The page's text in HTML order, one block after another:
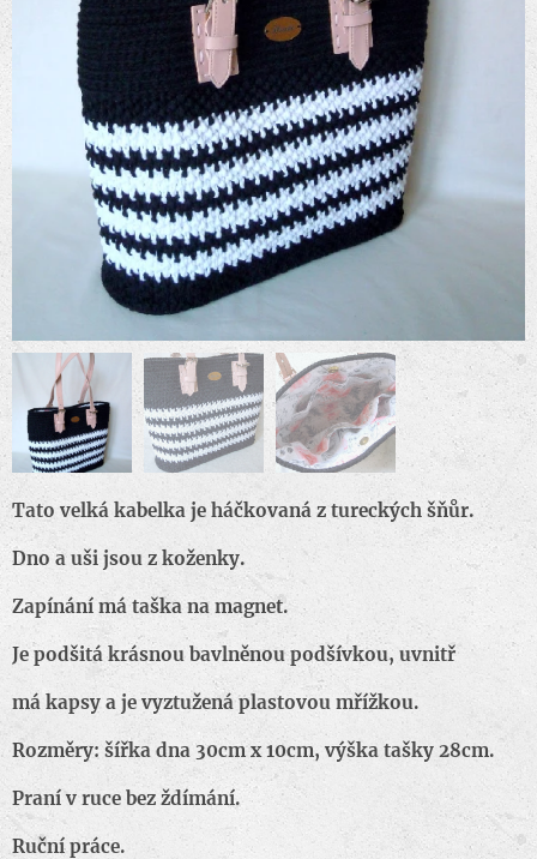
Tato velká kabelka je háčkovaná z tureckých šňůr.
Dno a uši jsou z koženky.
Zapínání má taška na magnet.
Je podšitá krásnou bavlněnou podšívkou, uvnitř
má kapsy a je vyztužená plastovou mřížkou.
Rozměry: šířka dna 30cm x 10cm, výška tašky 28cm.
Praní v ruce bez ždímání.
Ruční práce.